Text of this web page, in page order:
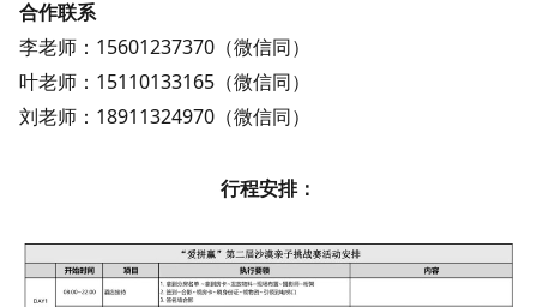
合作联系
李老师： 15601237370（微信同）
叶老师 ： 15110133165（微信同）
刘老师：18911324970（微信同）
行程安排：